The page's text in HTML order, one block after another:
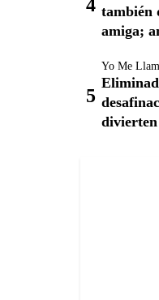
también
amiga;
Yo Me